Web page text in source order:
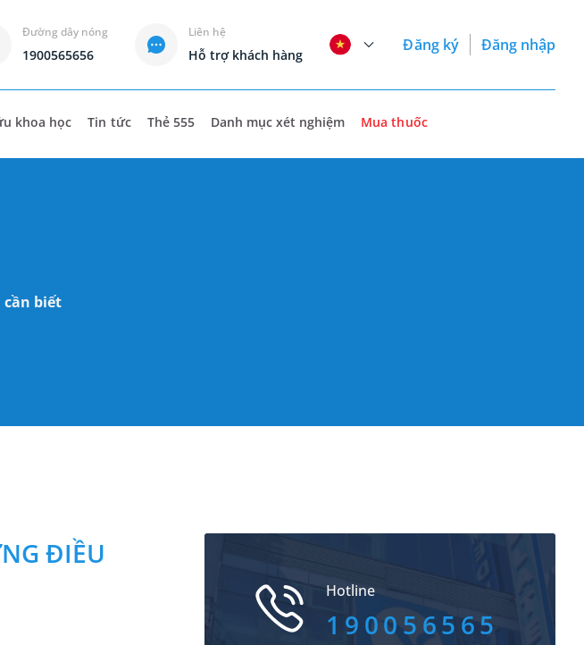
Đường dây nóng
1900565656
Liên hệ
Hỗ trợ khách hàng
Đăng ký Đăng nhập
khoa học Tin tức Thẻ 555 Danh mục xét nghiệm Mua thuốc
cần biết
ĐIỀU
Hotline
190056565